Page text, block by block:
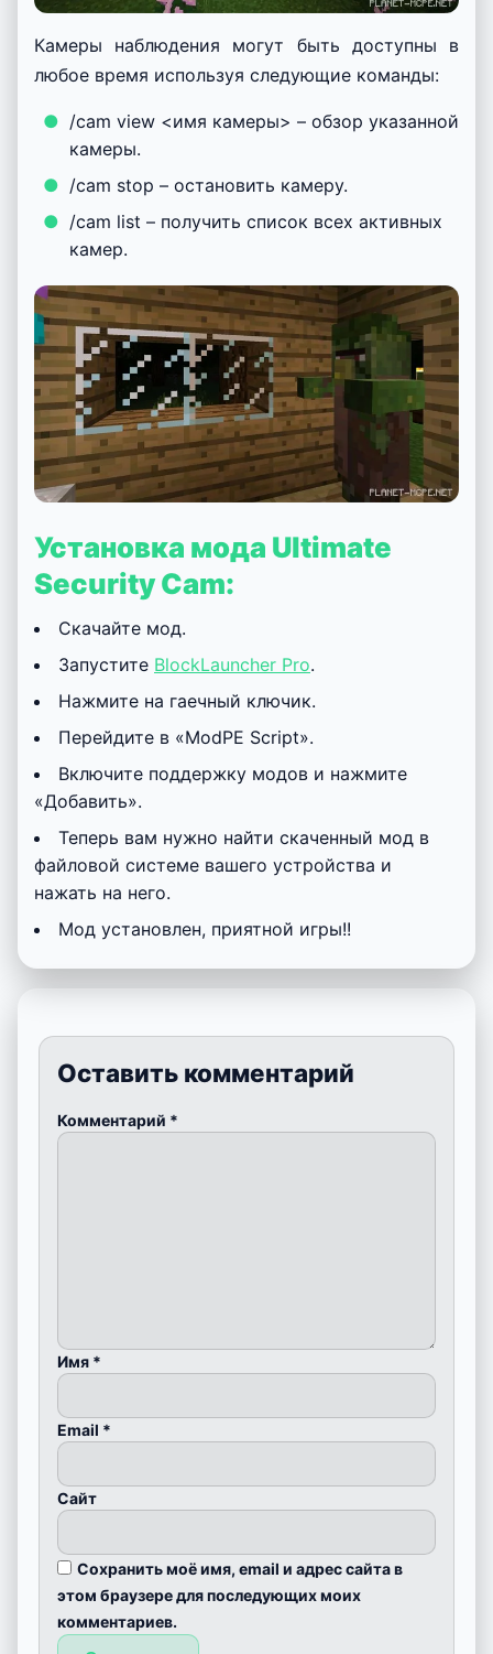
Камеры наблюдения могут быть доступны в
любое время используя следующие команды:
/cam view <имя камеры> – обзор указанной
камеры.
/cam stop – остановить камеру.
/cam list – получить список всех активных
камер.
Установка мода Ultimate
Security Cam:
Скачайте мод.
Запустите BlockLauncher Pro.
Нажмите на гаечный ключик.
Перейдите в «ModPE Script».
Включите поддержку модов и нажмите
«Добавить».
Теперь вам нужно найти скаченный мод в
файловой системе вашего устройства и
нажать на него.
Мод установлен, приятной игры!!
Оставить комментарий
Комментарий *
Имя *
Email *
Сайт
Сохранить моё имя, email и адрес сайта в
этом браузере для последующих моих
комментариев.